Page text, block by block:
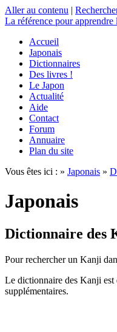
Aller au contenu |
La référence pour apprendre
Accueil
Japonais
Dictionnaires
Des livres !
Le Japon
Actualité
Aide
Contact
Forum
Annuaire
Plan du site
Vous êtes ici : » Japonais »
Japonais
Dictionnaire des
Pour rechercher un Kanji
Le dictionnaire des Kanji est
supplémentaires.